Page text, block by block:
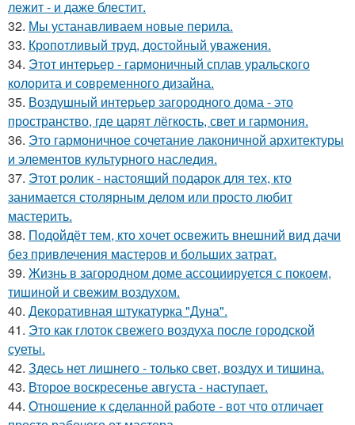
лежит - и даже блестит.
32. Мы устанавливаем новые перила.
33. Кропотливый труд, достойный уважения.
34. Этот интерьер - гармоничный сплав уральского
колорита и современного дизайна.
35. Воздушный интерьер загородного дома - это
пространство, где царят лёгкость, свет и гармония.
36. Это гармоничное сочетание лаконичной архитектуры
и элементов культурного наследия.
37. Этот ролик - настоящий подарок для тех, кто
занимается столярным делом или просто любит
мастерить.
38. Подойдёт тем, кто хочет освежить внешний вид дачи
без привлечения мастеров и больших затрат.
39. Жизнь в загородном доме ассоциируется с покоем,
тишиной и свежим воздухом.
40. Декоративная штукатурка "Дуна".
41. Это как глоток свежего воздуха после городской
суеты.
42. Здесь нет лишнего - только свет, воздух и тишина.
43. Второе воскресенье августа - наступает.
44. Отношение к сделанной работе - вот что отличает